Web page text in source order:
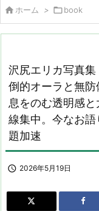
ホーム > book
沢尻エリカ写真
倒的オーラと無防
息をのむ透明感
線集中。今なお
題加速
 2026年5月19日